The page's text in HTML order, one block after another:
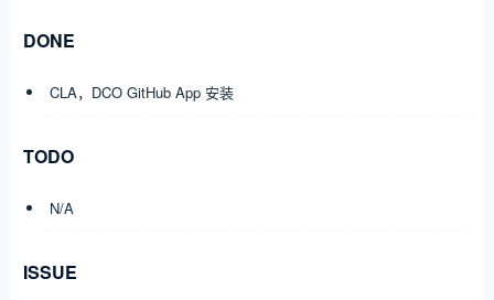
DONE
CLA，DCO GitHub App 安装
TODO
N/A
ISSUE